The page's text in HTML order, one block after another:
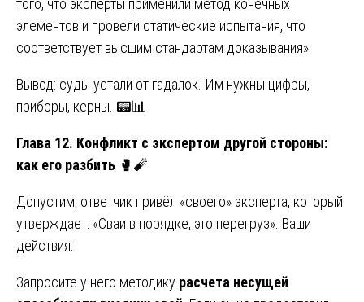
того, что эксперты применили метод конечных
элементов и провели статические испытания, что
соответствует высшим стандартам доказывания».
Вывод: суды устали от гадалок. Им нужны цифры,
приборы, керны. 📟📊
Глава 12. Конфликт с экспертом другой стороны:
как его разбить 🥊🧨
Допустим, ответчик привёл «своего» эксперта, который
утверждает: «Сваи в порядке, это перегруз». Ваши
действия:
Запросите у него методику расчета несущей